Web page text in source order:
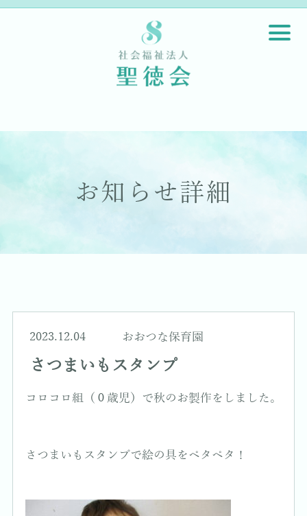
お知らせ詳細
2023.12.04 おおつな保育園
さつまいもスタンプ
コロコロ組（０歳児）で秋のお製作をしました。
さつまいもスタンプで絵の具をペタペタ！